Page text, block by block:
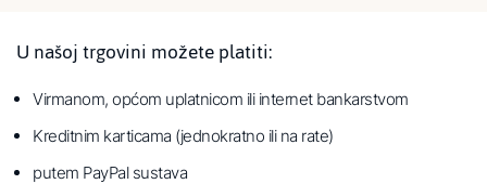
U našoj trgovini možete platiti:
Virmanom, općom uplatnicom ili internet bankarstvom
Kreditnim karticama (jednokratno ili na rate)
putem PayPal sustava